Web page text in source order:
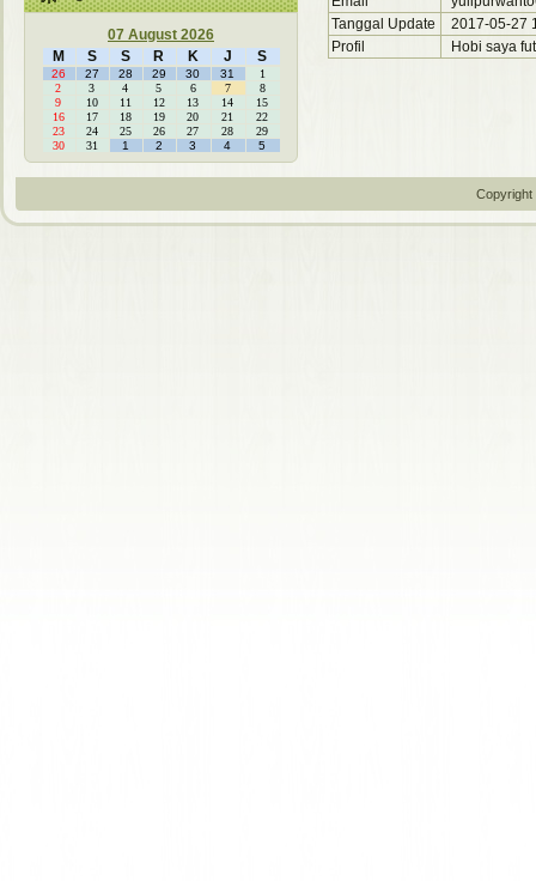
07 August 2026
M
S S R K J S
26 27 28 29 30 31
1
2
3 4 5 6 7
8
9
10 11 12 13 14
15
16
17 18 19 20 21
22
23
24 25 26 27 28
29
30
31 1 2 3 4 5
Tanggal Update
2017-05-27
Profil
Hobi saya